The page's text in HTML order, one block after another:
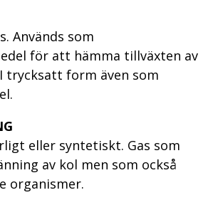
Används som
för att hämma tillväxten av
trycksatt form även som
eller syntetiskt. Gas som
av kol men som också
organismer.